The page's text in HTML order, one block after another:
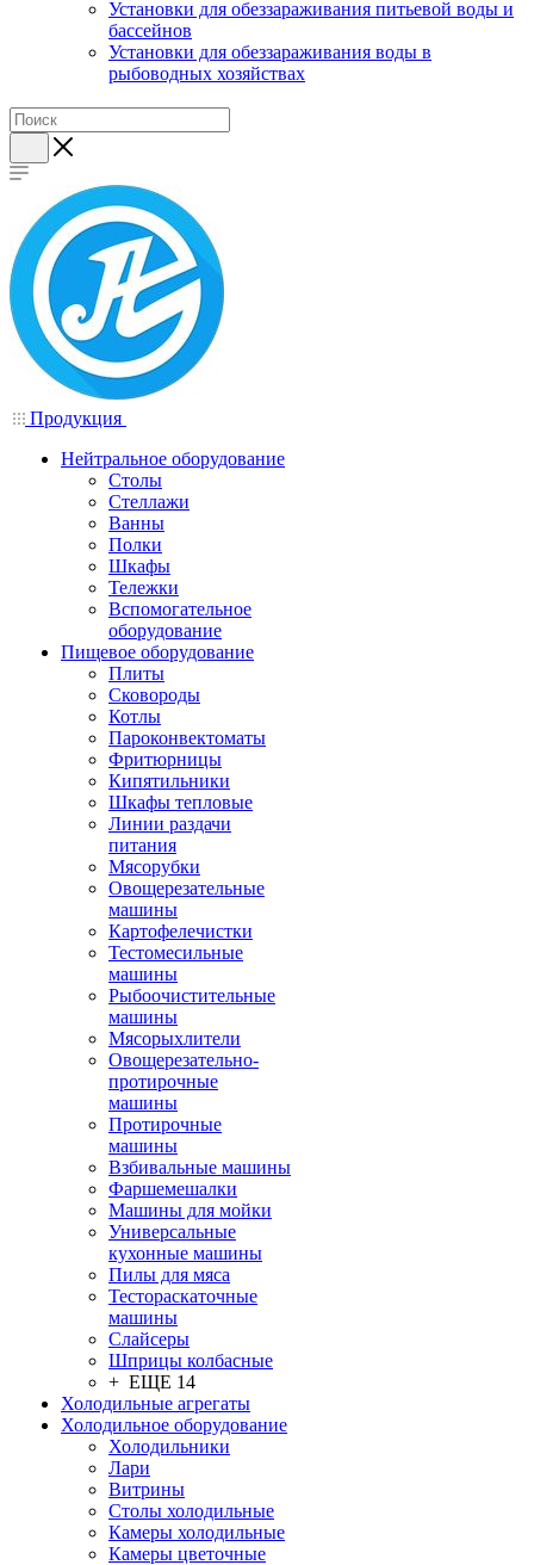
Установки для обеззараживания питьевой воды и
бассейнов
Установки для обеззараживания воды в
рыбоводных хозяйствах
Продукция
Нейтральное оборудование
Столы
Стеллажи
Ванны
Полки
Шкафы
Тележки
Вспомогательное
оборудование
Пищевое оборудование
Плиты
Сковороды
Котлы
Пароконвектоматы
Фритюрницы
Кипятильники
Шкафы тепловые
Линии раздачи
питания
Мясорубки
Овощерезательные
машины
Картофелечистки
Тестомесильные
машины
Рыбоочистительные
машины
Мясорыхлители
Овощерезательно-
протирочные
машины
Протирочные
машины
Взбивальные машины
Фаршемешалки
Машины для мойки
Универсальные
кухонные машины
Пилы для мяса
Тестораскаточные
машины
Слайсеры
Шприцы колбасные
+ ЕЩЕ 14
Холодильные агрегаты
Холодильное оборудование
Холодильники
Лари
Витрины
Столы холодильные
Камеры холодильные
Камеры цветочные